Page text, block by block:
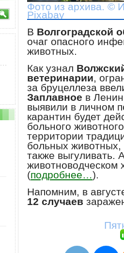
Фото из архива. ©
Pixabay
В Волгоградской
очаг опасного
животных.
Как узнал
ветеринарии,
за бруцеллеза
Заплавное в
выявили в личном
карантин будет
больного
территории
больных животных,
также выгуливать.
животноводческом
(подробнее…).
Напомним, в
12 случаев